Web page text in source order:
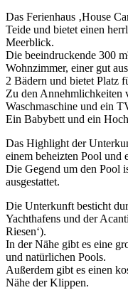
Das Ferienhaus ‚House
Teide und bietet einen
Meerblick.
Die beeindruckende 300
Wohnzimmer, einer gut
2 Bädern und bietet Platz
Zu den
Waschmaschine und ein
Ein Babybett und ein
Das Highlight der
einem beheizten Pool und
Die Gegend um den Pool
ausgestattet.
Die Unterkunft besticht
Yachthafens und der
Riesen‘).
In der Nähe gibt es eine
und natürlichen Pools.
Außerdem gibt es einen
Nähe der Klippen.